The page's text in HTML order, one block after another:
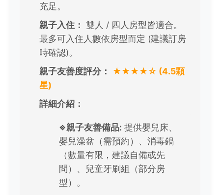
充足。
親子入住： 雙人 / 四人房型皆適合。
最多可入住人數依房型而定 (建議訂房
時確認)。
親子友善度評分：
★★★★☆ (4.5顆
星)
詳細介紹：
※親子友善備品: 提供嬰兒床、
嬰兒澡盆（需預約）、消毒鍋
（數量有限，建議自備或先
問）、兒童牙刷組（部分房
型）。